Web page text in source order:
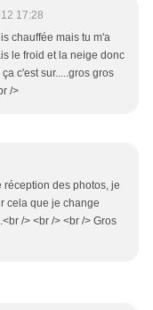
17:28
chauffée mais tu m'a
le froid et la neige donc
c'est sur.....gros gros
/>
des photos, je
cela que je change
/> <br /> <br /> Gros